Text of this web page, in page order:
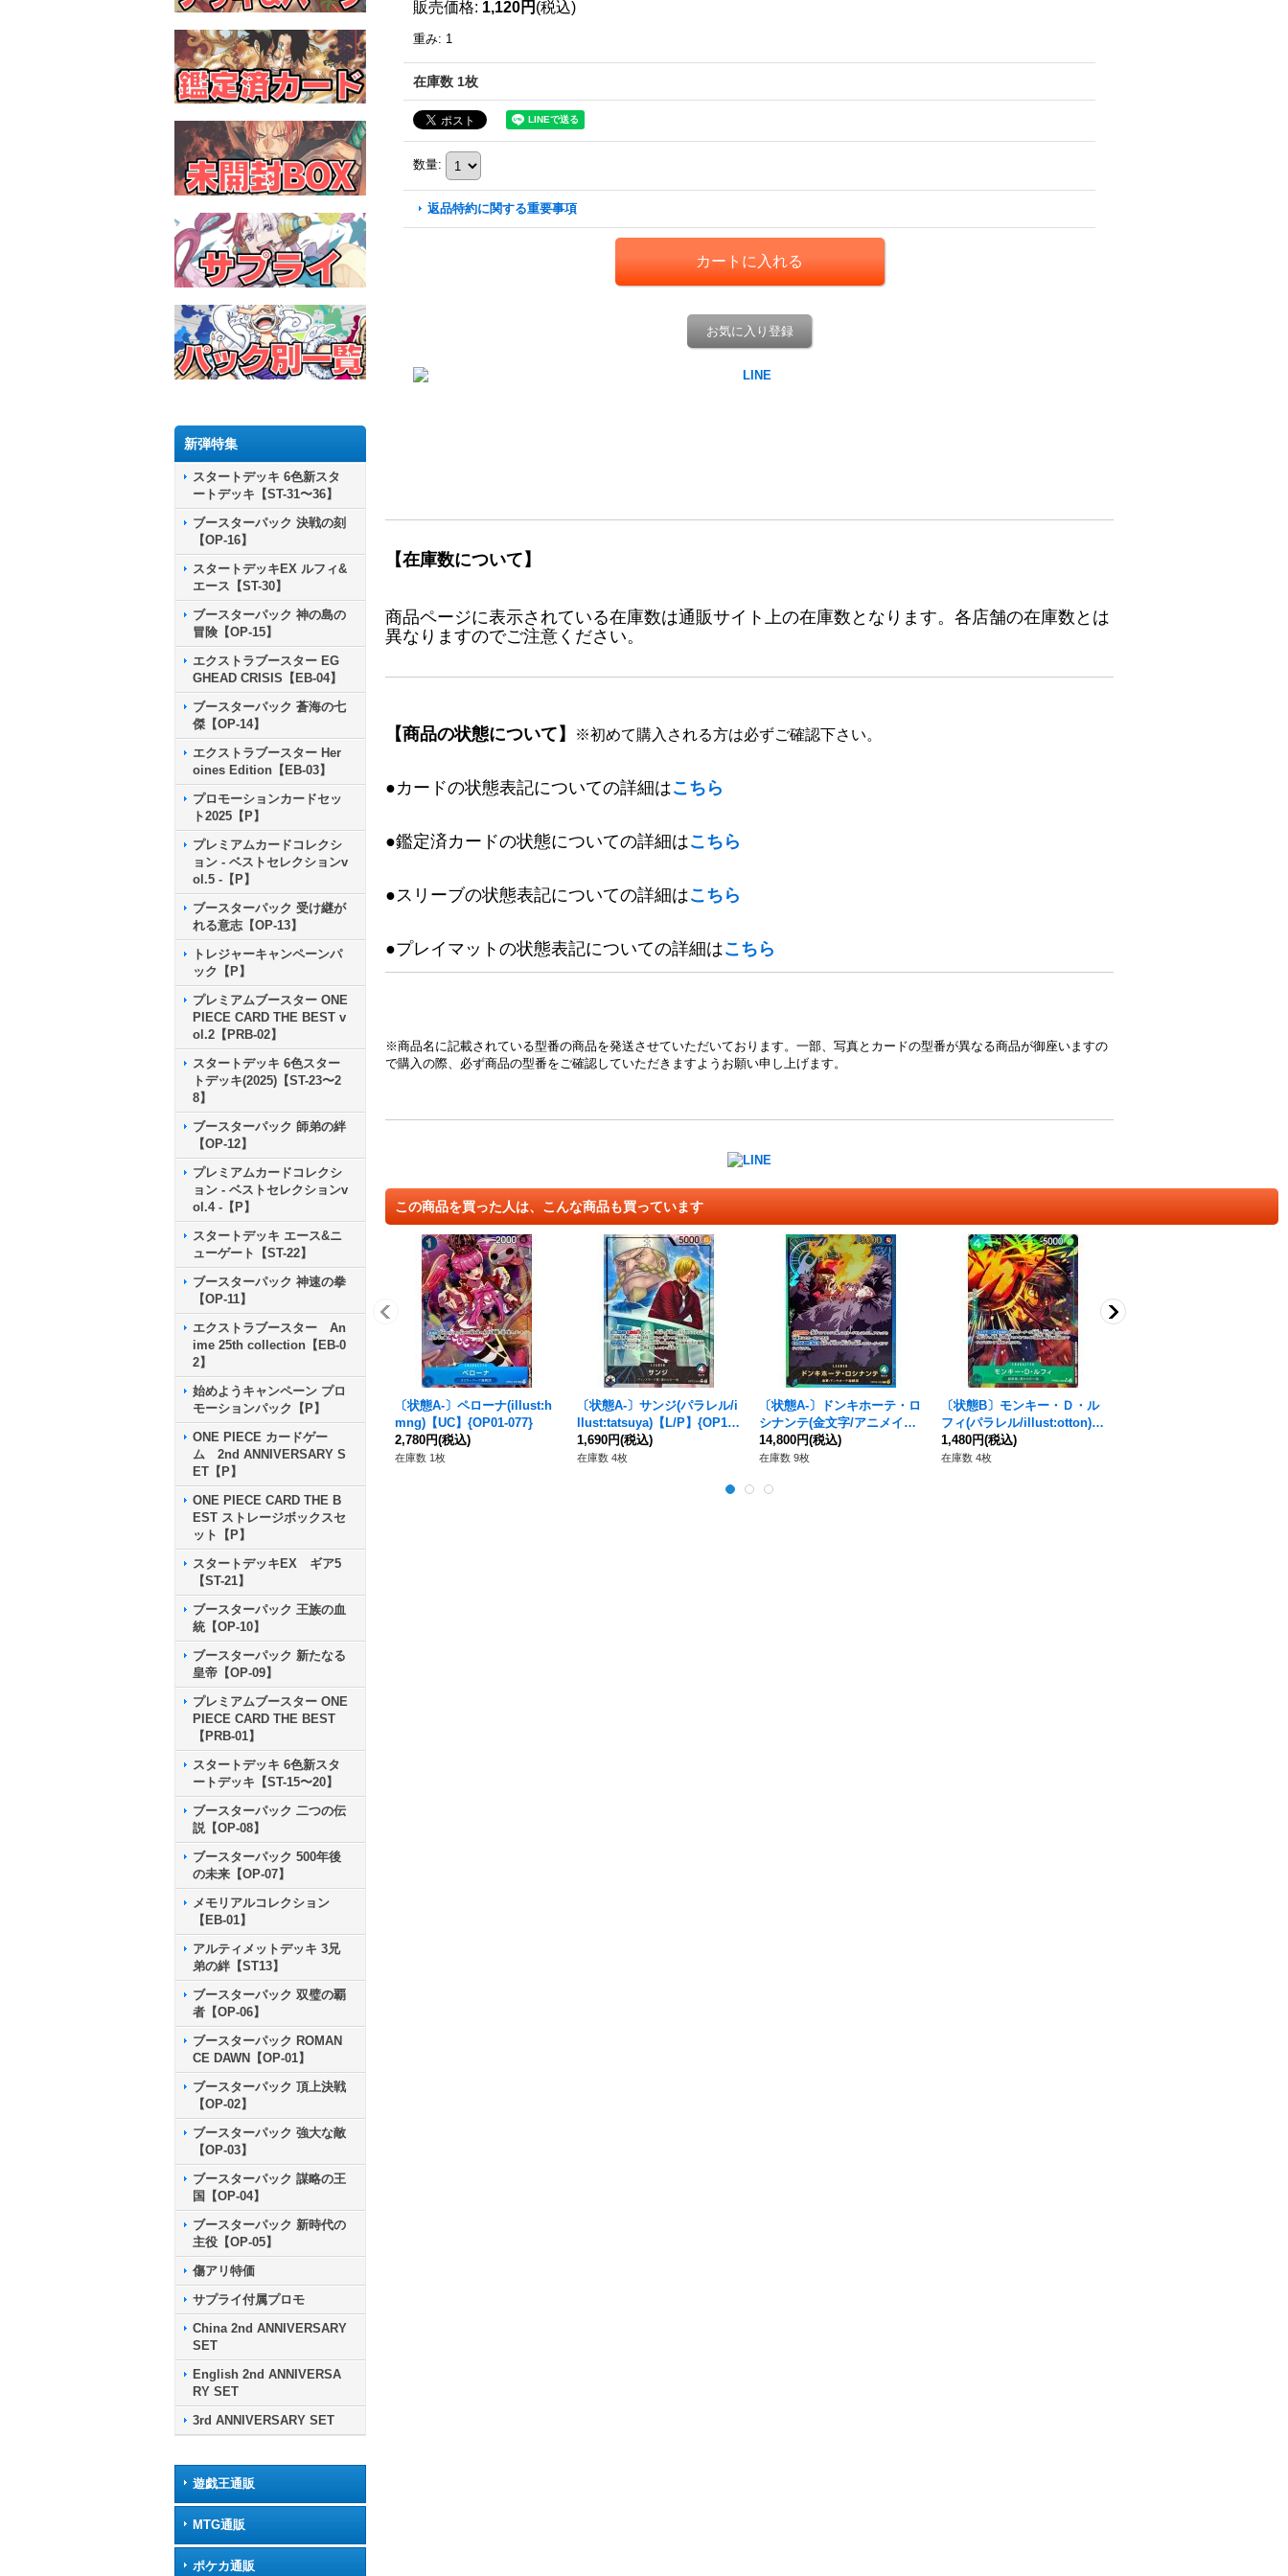
新弾特集
スタートデッキ 6色新スタ
ートデッキ【ST-31〜36】
ブースターパック 決戦の刻
【OP-16】
スタートデッキEX ルフィ&
エース【ST-30】
ブースターパック 神の島の
冒険【OP-15】
エクストラブースター EG
GHEAD CRISIS【EB-04】
ブースターパック 蒼海の七
傑【OP-14】
エクストラブースター Her
oines Edition【EB-03】
プロモーションカードセッ
ト2025【P】
プレミアムカードコレクシ
ョン - ベストセレクションv
ol.5 -【P】
ブースターパック 受け継が
れる意志【OP-13】
トレジャーキャンペーンパ
ック【P】
プレミアムブースター ONE
PIECE CARD THE BEST v
ol.2【PRB-02】
スタートデッキ 6色スター
トデッキ(2025)【ST-23〜2
8】
ブースターパック 師弟の絆
【OP-12】
プレミアムカードコレクシ
ョン - ベストセレクションv
ol.4 -【P】
スタートデッキ エース&ニ
ューゲート【ST-22】
ブースターパック 神速の拳
【OP-11】
エクストラブースター An
ime 25th collection【EB-0
2】
始めようキャンペーン プロ
モーションパック【P】
ONE PIECE カードゲー
ム 2nd ANNIVERSARY S
ET【P】
ONE PIECE CARD THE B
EST ストレージボックスセ
ット【P】
スタートデッキEX ギア5
【ST-21】
ブースターパック 王族の血
統【OP-10】
ブースターパック 新たなる
皇帝【OP-09】
プレミアムブースター ONE
PIECE CARD THE BEST
【PRB-01】
スタートデッキ 6色新スタ
ートデッキ【ST-15〜20】
ブースターパック 二つの伝
説【OP-08】
ブースターパック 500年後
の未来【OP-07】
メモリアルコレクション
【EB-01】
アルティメットデッキ 3兄
弟の絆【ST13】
ブースターパック 双璧の覇
者【OP-06】
ブースターパック ROMAN
CE DAWN【OP-01】
ブースターパック 頂上決戦
【OP-02】
ブースターパック 強大な敵
【OP-03】
ブースターパック 謀略の王
国【OP-04】
ブースターパック 新時代の
主役【OP-05】
傷アリ特価
サプライ付属プロモ
China 2nd ANNIVERSARY
SET
English 2nd ANNIVERSA
RY SET
3rd ANNIVERSARY SET
遊戯王通販
MTG通販
ポケカ通販
販売価格: 1,120円 (税込)
重み: 1
在庫数 1枚
数量:
返品特約に関する重要事項
お気に入り登録
【在庫数について】
商品ページに表示されている在庫数は通販サイト上の在庫数となります。各店舗の在庫数とは
異なりますのでご注意ください。
【商品の状態について】 ※初めて購入される方は必ずご確認下さい。
●カードの状態表記についての詳細はこちら
●鑑定済カードの状態についての詳細はこちら
●スリーブの状態表記についての詳細はこちら
●プレイマットの状態表記についての詳細はこちら
※商品名に記載されている型番の商品を発送させていただいております。一部、写真とカードの型番が異なる商品が御座いますの
で購入の際、必ず商品の型番をご確認していただきますようお願い申し上げます。
この商品を買った人は、こんな商品も買っています
〔状態A-〕ペローナ(illust:h
mng)【UC】{OP01-077}
2,780円(税込)
在庫数 1枚
〔状態A-〕サンジ(パラレル/i
llust:tatsuya)【L/P】{OP12-
041}
1,690円(税込)
在庫数 4枚
〔状態A-〕ドンキホーテ・ロ
シナンテ(金文字/アニメイラ
スト)【L】{OP05-022}
14,800円(税込)
在庫数 9枚
〔状態B〕モンキー・Ｄ・ル
フィ(パラレル/illust:otton)
【SR/P】{PRB02-005}
1,480円(税込)
在庫数 4枚